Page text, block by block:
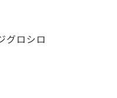
グロシロ